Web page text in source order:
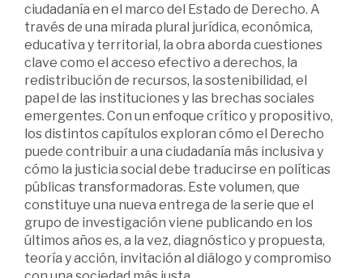
ciudadanía en el marco del Estado de Derecho. A
través de una mirada plural jurídica, económica,
educativa y territorial, la obra aborda cuestiones
clave como el acceso efectivo a derechos, la
redistribución de recursos, la sostenibilidad, el
papel de las instituciones y las brechas sociales
emergentes. Con un enfoque crítico y propositivo,
los distintos capítulos exploran cómo el Derecho
puede contribuir a una ciudadanía más inclusiva y
cómo la justicia social debe traducirse en políticas
públicas transformadoras. Este volumen, que
constituye una nueva entrega de la serie que el
grupo de investigación viene publicando en los
últimos años es, a la vez, diagnóstico y propuesta,
teoría y acción, invitación al diálogo y compromiso